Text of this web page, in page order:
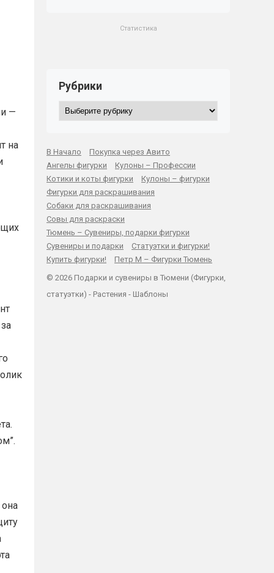
—
на
Статистика
Рубрики
Рубрики
В Начало
Покупка через Авито
Ангелы фигурки
Кулоны – Профессии
Котики и коты фигурки
Кулоны – фигурки
Фигурки для раскрашивания
Собаки для раскрашивания
Совы для раскраски
Тюмень – Сувениры, подарки фигурки
Сувениры и подарки
Статуэтки и фигурки!
Купить фигурки!
Петр М – Фигурки Тюмень
© 2026 Подарки и сувениры в Тюмени (Фигурки,
статуэтки) - Растения - Шаблоны